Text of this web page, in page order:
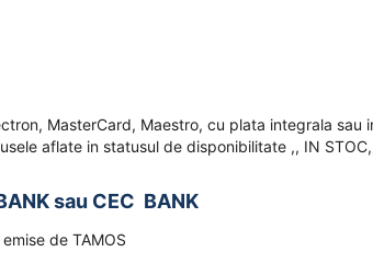
MasterCard, Maestro, cu plata integrala sau
aflate in statusul de disponibilitate ,, IN
sau CEC BANK
de TAMOS